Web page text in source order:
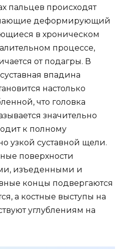
пальцев происходят
деформирующий
в хроническом
процессе,
от подагры. В
впадина
настолько
что головка
значительно
к полному
узкой суставной щели.
поверхности
изъеденными и
концы подвергаются
а костные выступы на
углублениям на